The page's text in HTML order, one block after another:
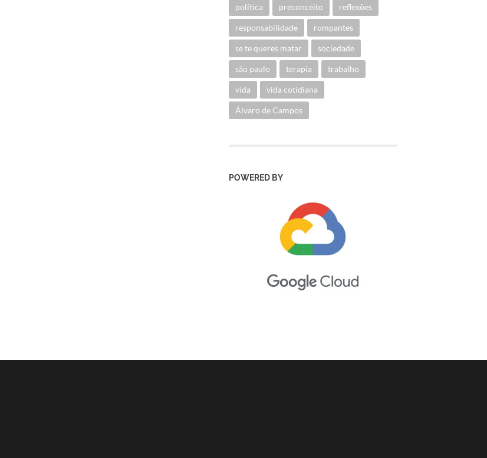
política preconceito reflexões
responsabilidade rompantes
se te queres matar sociedade
são paulo terapia trabalho
vida vida cotidiana
Álvaro de Campos
POWERED BY